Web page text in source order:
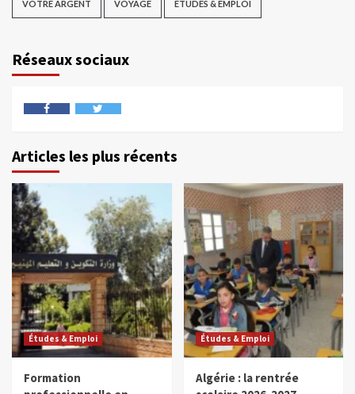
VOTRE ARGENT VOYAGE ÉTUDES & EMPLOI
Réseaux sociaux
Articles les plus récents
Études & Emploi
Formation
Études & Emploi
Algérie : la rentrée